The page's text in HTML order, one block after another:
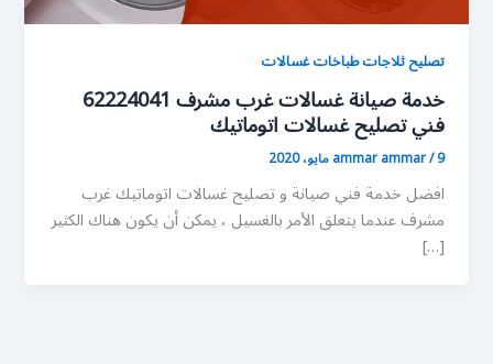
تصليح ثلاجات طباخات غسالات
خدمة صيانة غسالات غرب مشرف 62224041
فني تصليح غسالات اتوماتيك
ammar ammar/9 مايو، 2020
افضل خدمة فني صيانة و تصليح غسالات اتوماتيك غرب
مشرف عندما يتعلق الأمر بالغسيل ، يمكن أن يكون هناك الكثير
[…]